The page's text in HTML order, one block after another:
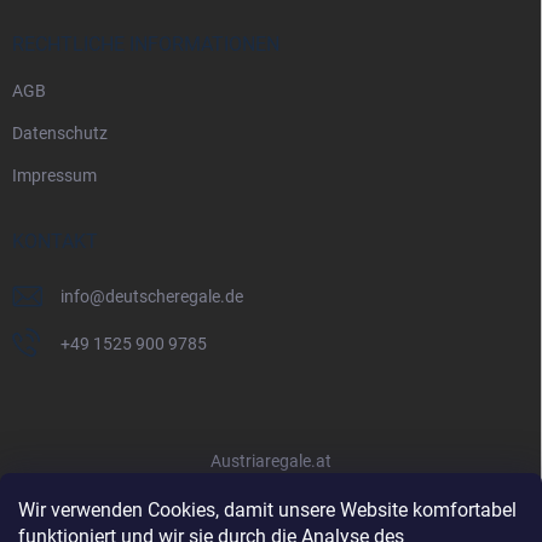
Wir verwenden Cookies, damit unsere Website komfortabel
funktioniert und wir sie durch die Analyse des
RECHTLICHE INFORMATIONEN
AGB
Datenschutz
Impressum
KONTAKT
info@deutscheregale.de
+49 1525 900 9785
Austriaregale.at